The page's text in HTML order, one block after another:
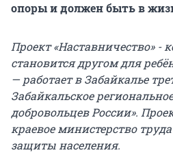
опоры и должен быть в
Проект «Наставничество» -
становится другом для
— работает в Забайкалье
Забайкальское
добровольцев России».
краевое министерство
защиты населения.